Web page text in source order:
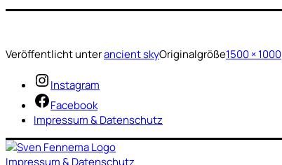
Veröffentlicht unterancient skyOriginalgröße1500 × 1000
Instagram
Facebook
Impressum & Datenschutz